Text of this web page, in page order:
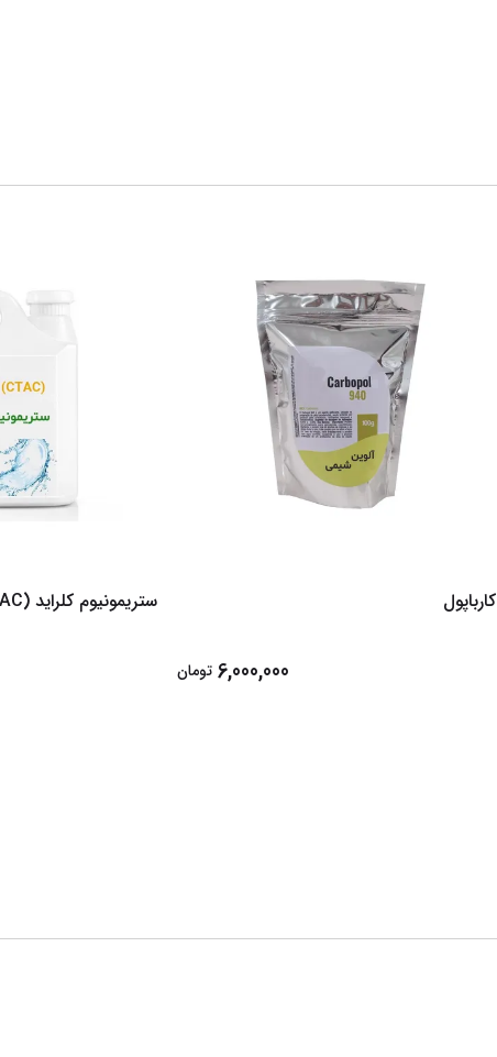
کارباپول
6,000,000 تومان
ستریمونیوم کلراید (CTAC)